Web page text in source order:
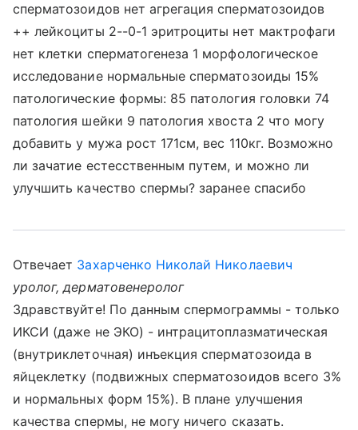
сперматозоидов нет агрегация сперматозоидов
++ лейкоциты 2--0-1 эритроциты нет мактрофаги
нет клетки сперматогенеза 1 морфологическое
исследование нормальные сперматозоиды 15%
патологические формы: 85 патология головки 74
патология шейки 9 патология хвоста 2 что могу
добавить у мужа рост 171см, вес 110кг. Возможно
ли зачатие естесственным путем, и можно ли
улучшить качество спермы? заранее спасибо
Отвечает Захарченко Николай Николаевич
уролог, дерматовенеролог
Здравствуйте! По данным спермограммы - только
ИКСИ (даже не ЭКО) - интрацитоплазматическая
(внутриклеточная) инъекция сперматозоида в
яйцеклетку (подвижных сперматозоидов всего 3%
и нормальных форм 15%). В плане улучшения
качества спермы, не могу ничего сказать.